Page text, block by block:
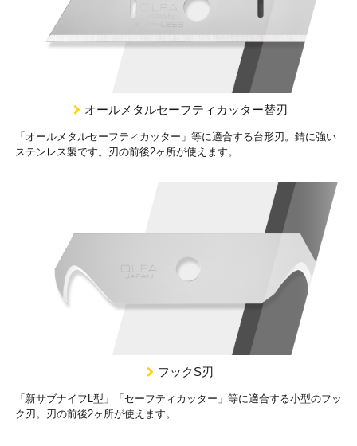
オールメタルセーフティカッター替刃
「オールメタルセーフティカッター」等に適合する台形刃。錆に強い
ステンレス製です。刃の前後2ヶ所が使えます。
フックS刃
「新サブナイフL型」「セーフティカッター」等に適合する小型のフッ
ク刃。刃の前後2ヶ所が使えます。